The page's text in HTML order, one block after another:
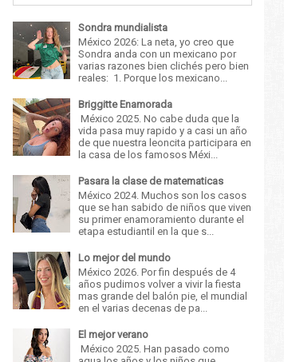
Sondra mundialista
México 2026: La neta, yo creo que
Sondra anda con un mexicano por
varias razones bien clichés pero bien
reales: 1. Porque los mexicano...
Briggitte Enamorada
México 2025. No cabe duda que la
vida pasa muy rapido y a casi un año
de que nuestra leoncita participara en
la casa de los famosos Méxi...
Pasara la clase de matematicas
México 2024. Muchos son los casos
que se han sabido de niños que viven
su primer enamoramiento durante el
etapa estudiantil en la que s...
Lo mejor del mundo
México 2026. Por fin después de 4
años pudimos volver a vivir la fiesta
mas grande del balón pie, el mundial
en el varias decenas de pa...
El mejor verano
México 2025. Han pasado como